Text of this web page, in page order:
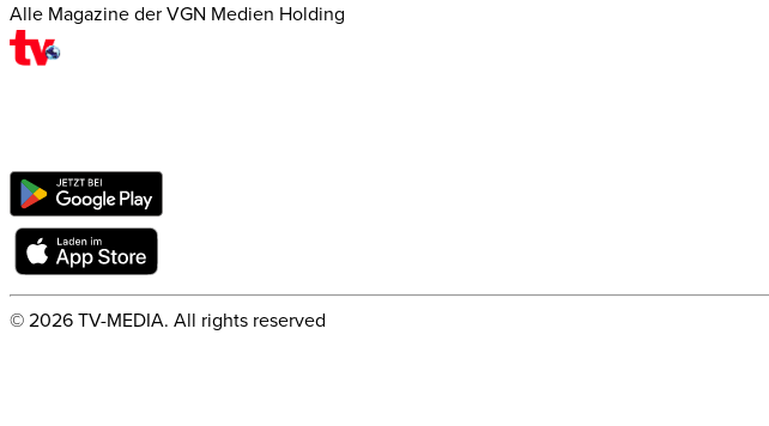
Alle Magazine der VGN Medien Holding
© 2026 TV-MEDIA. All rights reserved